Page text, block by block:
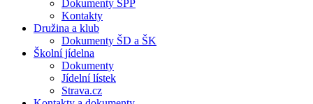
Dokumenty ŠPP
Kontakty
Družina a klub
Dokumenty ŠD a ŠK
Školní jídelna
Dokumenty
Jídelní lístek
Strava.cz